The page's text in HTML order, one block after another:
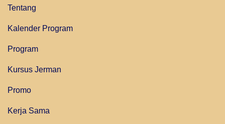
Tentang
Kalender Program
Program
Kursus Jerman
Promo
Kerja Sama